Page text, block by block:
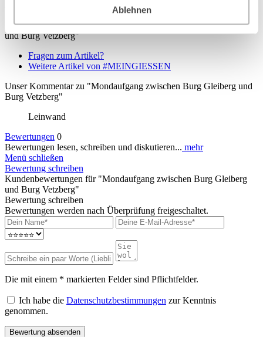
Ablehnen
Acrylglasschicht erhält das Foto eine ansprechende Tiefenwirkung.
Weiterführende Links zu "Mondaufgang zwischen Burg Gleiberg
und Burg Vetzberg"
Fragen zum Artikel?
Weitere Artikel von #MEINGIESSEN
Unser Kommentar zu "Mondaufgang zwischen Burg Gleiberg und
Burg Vetzberg"
Leinwand
Bewertungen 0
Bewertungen lesen, schreiben und diskutieren... mehr
Menü schließen
Bewertung schreiben
Kundenbewertungen für "Mondaufgang zwischen Burg Gleiberg
und Burg Vetzberg"
Bewertung schreiben
Bewertungen werden nach Überprüfung freigeschaltet.
Die mit einem * markierten Felder sind Pflichtfelder.
Ich habe die Datenschutzbestimmungen zur Kenntnis
genommen.
Bewertung absenden